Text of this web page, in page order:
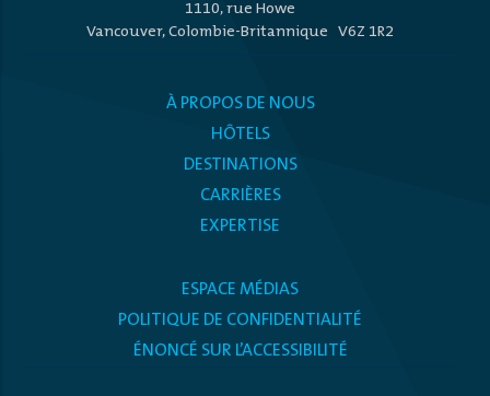
1110, rue Howe
Vancouver, Colombie-Britannique V6Z 1R2
À PROPOS DE NOUS
HÔTELS
DESTINATIONS
CARRIÈRES
EXPERTISE
ESPACE MÉDIAS
POLITIQUE DE CONFIDENTIALITÉ
ÉNONCÉ SUR L’ACCESSIBILITÉ